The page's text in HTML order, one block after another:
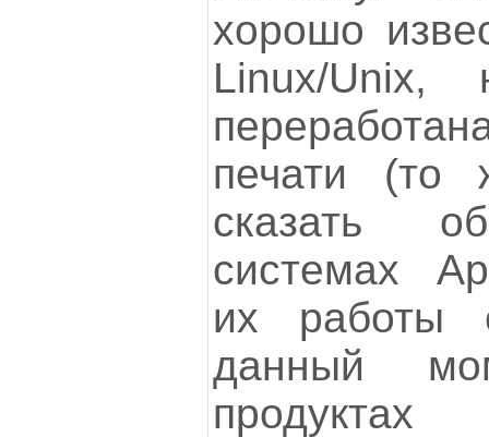
хорошо
Linux/Unix,
печати (то
сказать
системах
их работы
данный